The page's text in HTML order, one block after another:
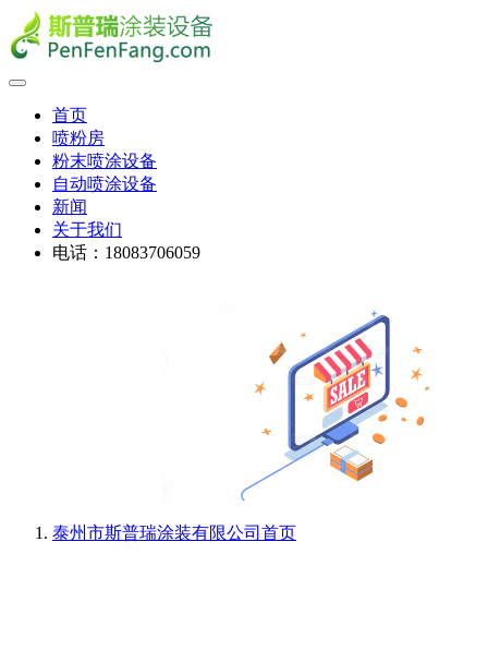
首页
喷粉房
粉末喷涂设备
自动喷涂设备
新闻
关于我们
电话：18083706059
泰州市斯普瑞涂装有限公司 首页